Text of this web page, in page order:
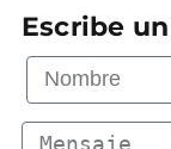
Escribe